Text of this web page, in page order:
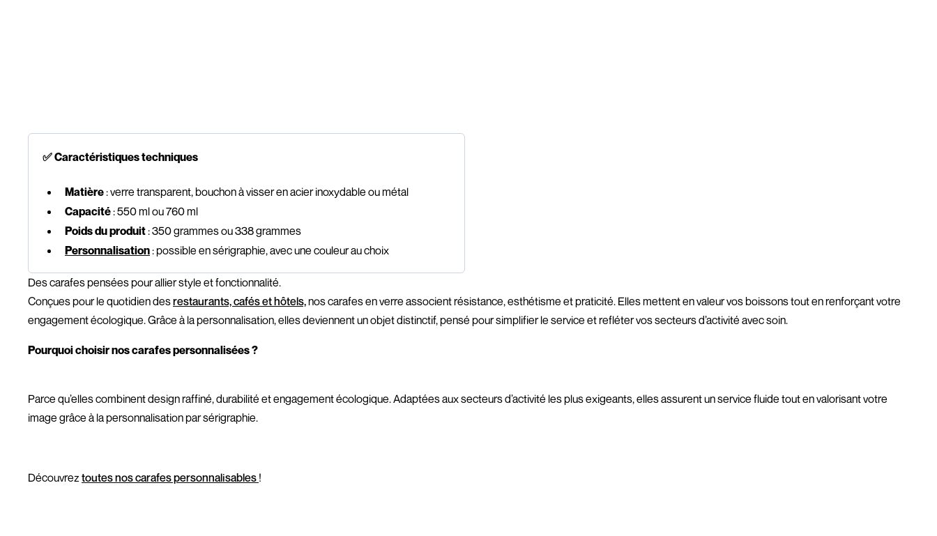
✅ Caractéristiques techniques
Matière: verre transparent, bouchon à visser en acier inoxydable ou métal
Capacité: 550 ml ou 760 ml
Poids du produit: 350 grammes ou 338 grammes
Personnalisation: possible en sérigraphie, avec une couleur au choix
Des carafes pensées pour allier style et fonctionnalité.
Conçues pour le quotidien desrestaurants, cafés et hôtels,nos carafes en verre associent résistance, esthétisme et praticité. Elles mettent en valeur vos boissons tout en renforçant votre
engagement écologique. Grâce à la personnalisation, elles deviennent un objet distinctif, pensé pour simplifier le service et refléter vos secteurs d’activité avec soin.
Pourquoi choisir nos carafes personnalisées ?
Parce qu’elles combinent design raffiné, durabilité et engagement écologique. Adaptées aux secteurs d’activité les plus exigeants, elles assurent un service fluide tout en valorisant votre
image grâce à la personnalisation par sérigraphie.
Découvreztoutes nos carafes personnalisables !